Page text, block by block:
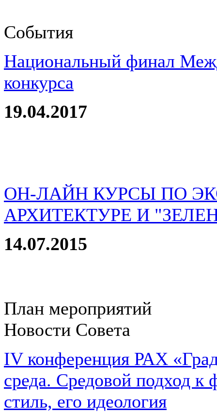
События
Национальный финал
конкурса
19.04.2017
ОН-ЛАЙН КУРСЫ ПО
АРХИТЕКТУРЕ И
14.07.2015
План мероприятий
Новости Совета
IV конференция РАХ
среда. Средовой подход
стиль, его идеология